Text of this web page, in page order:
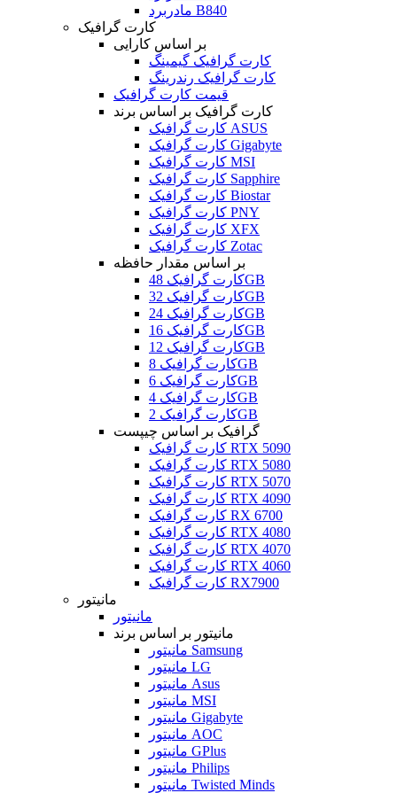
مادربرد B840
کارت گرافیک
بر اساس کارایی
کارت گرافیک گیمینگ
کارت گرافیک رندرینگ
قیمت کارت گرافیک
کارت گرافیک بر اساس برند
کارت گرافیک ASUS
کارت گرافیک Gigabyte
کارت گرافیک MSI
کارت گرافیک Sapphire
کارت گرافیک Biostar
کارت گرافیک PNY
کارت گرافیک XFX
کارت گرافیک Zotac
بر اساس مقدار حافظه
کارت گرافیک 48GB
کارت گرافیک 32GB
کارت گرافیک 24GB
کارت گرافیک 16GB
کارت گرافیک 12GB
کارت گرافیک 8GB
کارت گرافیک 6GB
کارت گرافیک 4GB
کارت گرافیک 2GB
گرافیک بر اساس چیپست
کارت گرافیک RTX 5090
کارت گرافیک RTX 5080
کارت گرافیک RTX 5070
کارت گرافیک RTX 4090
کارت گرافیک RX 6700
کارت گرافیک RTX 4080
کارت گرافیک RTX 4070
کارت گرافیک RTX 4060
کارت گرافیک RX7900
مانیتور
مانیتور
مانیتور بر اساس برند
مانیتور Samsung
مانیتور LG
مانیتور Asus
مانیتور MSI
مانیتور Gigabyte
مانیتور AOC
مانیتور GPlus
مانیتور Philips
مانیتور Twisted Minds